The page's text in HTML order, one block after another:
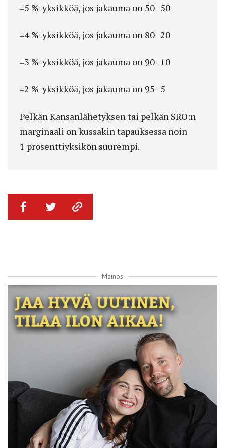
±5 %-yksikköä, jos jakauma on 50–50
±4 %-yksikköä, jos jakauma on 80–20
±3 %-yksikköä, jos jakauma on 90–10
±2 %-yksikköä, jos jakauma on 95–5
Pelkän Kansanlähetyksen tai pelkän SRO:n
marginaali on kussakin tapauksessa noin
1 prosenttiyksikön suurempi.
Mainos